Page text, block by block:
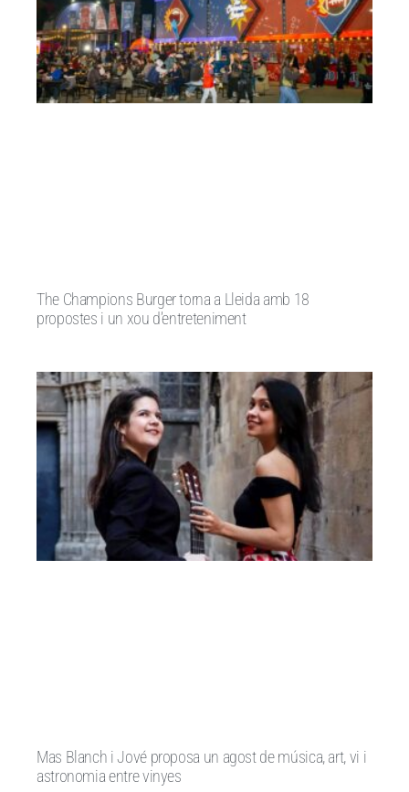
The Champions Burger torna a Lleida amb 18
propostes i un xou d’entreteniment
Mas Blanch i Jové proposa un agost de música, art, vi i
astronomia entre vinyes